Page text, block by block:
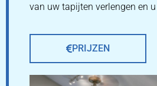
van uw tapijten verlengen en
PRIJZEN